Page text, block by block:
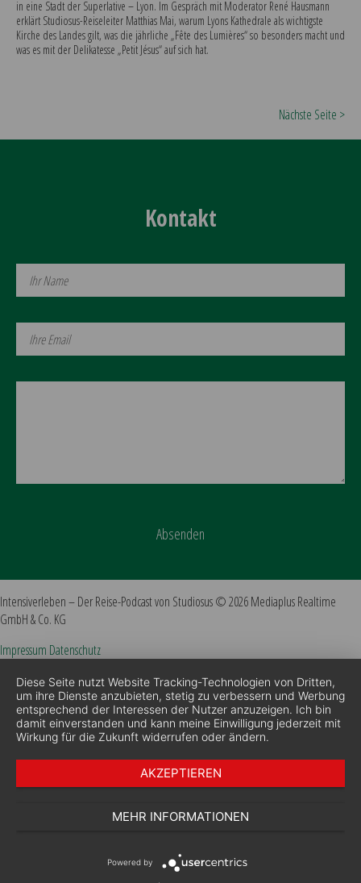
in eine Stadt der Superlative – Lyon. Im Gespräch mit Moderator René Hausmann
erklärt Studiosus-Reiseleiter Matthias Mai, warum Lyons Kathedrale als wichtigste
Kirche des Landes gilt, was die jährliche „Fête des Lumières“ so besonders macht und
was es mit der Delikatesse „Petit Jésus“ auf sich hat.
Nächste Seite >
Kontakt
Absenden
Diese Seite nutzt Website Tracking-Technologien von Dritten,
um ihre Dienste anzubieten, stetig zu verbessern und Werbung
entsprechend der Interessen der Nutzer anzuzeigen. Ich bin
damit einverstanden und kann meine Einwilligung jederzeit mit
Wirkung für die Zukunft widerrufen oder ändern.
AKZEPTIEREN
MEHR INFORMATIONEN
Powered by
Intensiverleben – Der Reise-Podcast von Studiosus © 2026 Mediaplus Realtime
GmbH & Co. KG
Impressum Datenschutz